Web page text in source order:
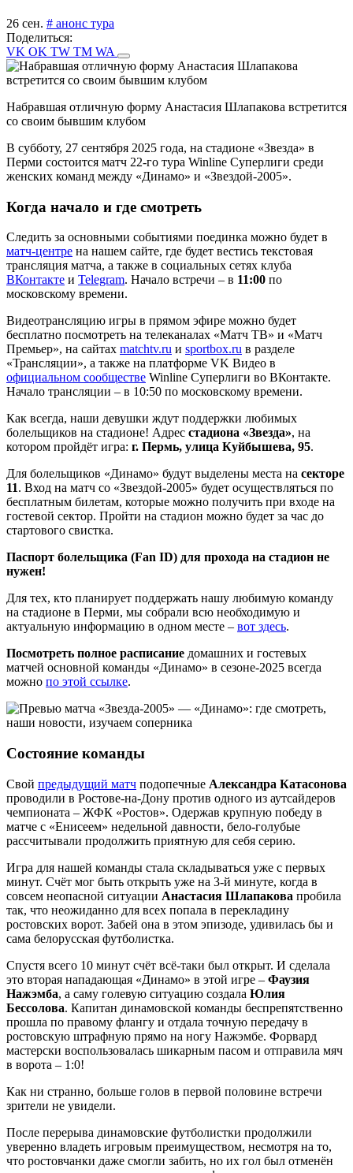
26 сен. # анонс тура
Поделиться:
VK OK TW TM WA
Набравшая отличную форму Анастасия Шлапакова встретится
со своим бывшим клубом
В субботу, 27 сентября 2025 года, на стадионе «Звезда» в
Перми состоится матч 22-го тура Winline Суперлиги среди
женских команд между «Динамо» и «Звездой-2005».
Когда начало и где смотреть
Следить за основными событиями поединка можно будет в
матч-центре на нашем сайте, где будет вестись текстовая
трансляция матча, а также в социальных сетях клуба
ВКонтакте и Telegram. Начало встречи – в 11:00 по
московскому времени.
Видеотрансляцию игры в прямом эфире можно будет
бесплатно посмотреть на телеканалах «Матч ТВ» и «Матч
Премьер», на сайтах matchtv.ru и sportbox.ru в разделе
«Трансляции», а также на платформе VK Видео в
официальном сообществе Winline Суперлиги во ВКонтакте.
Начало трансляции – в 10:50 по московскому времени.
Как всегда, наши девушки ждут поддержки любимых
болельщиков на стадионе! Адрес стадиона «Звезда», на
котором пройдёт игра: г. Пермь, улица Куйбышева, 95.
Для болельщиков «Динамо» будут выделены места на секторе
11. Вход на матч со «Звездой-2005» будет осуществляться по
бесплатным билетам, которые можно получить при входе на
гостевой сектор. Пройти на стадион можно будет за час до
стартового свистка.
Паспорт болельщика (Fan ID) для прохода на стадион не
нужен!
Для тех, кто планирует поддержать нашу любимую команду
на стадионе в Перми, мы собрали всю необходимую и
актуальную информацию в одном месте – вот здесь.
Посмотреть полное расписание домашних и гостевых
матчей основной команды «Динамо» в сезоне-2025 всегда
можно по этой ссылке.
Состояние команды
Свой предыдущий матч подопечные Александра Катасонова
проводили в Ростове-на-Дону против одного из аутсайдеров
чемпионата – ЖФК «Ростов». Одержав крупную победу в
матче с «Енисеем» недельной давности, бело-голубые
рассчитывали продолжить приятную для себя серию.
Игра для нашей команды стала складываться уже с первых
минут. Счёт мог быть открыть уже на 3-й минуте, когда в
совсем неопасной ситуации Анастасия Шлапакова пробила
так, что неожиданно для всех попала в перекладину
ростовских ворот. Забей она в этом эпизоде, удивилась бы и
сама белорусская футболистка.
Спустя всего 10 минут счёт всё-таки был открыт. И сделала
это вторая нападающая «Динамо» в этой игре – Фаузия
Нажэмба, а саму голевую ситуацию создала Юлия
Бессолова. Капитан динамовской команды беспрепятственно
прошла по правому флангу и отдала точную передачу в
ростовскую штрафную прямо на ногу Нажэмбе. Форвард
мастерски воспользовалась шикарным пасом и отправила мяч
в ворота – 1:0!
Как ни странно, больше голов в первой половине встречи
зрители не увидели.
После перерыва динамовские футболистки продолжили
уверенно владеть игровым преимуществом, несмотря на то,
что ростовчанки даже смогли забить, но их гол был отменён